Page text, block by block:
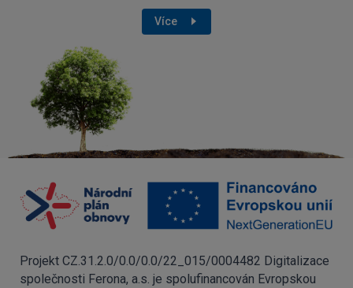
Více
Projekt CZ.31.2.0/0.0/0.0/22_015/0004482 Digitalizace
společnosti Ferona, a.s. je spolufinancován Evropskou